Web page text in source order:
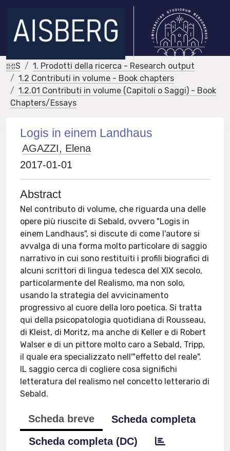
IRIS
1. Prodotti della ricerca - Research output
1.2 Contributi in volume - Book chapters
1.2.01 Contributi in volume (Capitoli o Saggi) - Book
Chapters/Essays
Logis in einem Landhaus
AGAZZI, Elena
2017-01-01
Abstract
Nel contributo di volume, che riguarda una delle
opere più riuscite di Sebald, ovvero "Logis in
einem Landhaus", si discute di come l'autore si
avvalga di una forma molto particolare di saggio
narrativo in cui sono restituiti i profili biografici di
alcuni scrittori di lingua tedesca del XIX secolo,
particolarmente del Realismo, ma non solo,
usando la strategia del avvicinamento
progressivo al cuore della loro poetica. Si tratta
qui della psicopatologia quotidiana di Rousseau,
di Kleist, di Moritz, ma anche di Keller e di Robert
Walser e di un pittore molto caro a Sebald, Tripp,
il quale era specializzato nell'"effetto del reale".
IL saggio cerca di cogliere cosa significhi
letteratura del realismo nel concetto letterario di
Sebald.
Scheda breve
Scheda completa
Scheda completa (DC)